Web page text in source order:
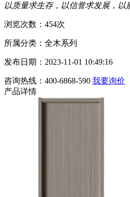
以质量求生存，以信誉求发展，以
浏览次数：454次
所属分类：全木系列
发布日期：2023-11-01 10:49:16
咨询热线：400-6868-590 我要询价
产品详情